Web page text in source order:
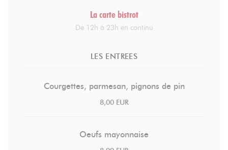
La carte bistrot
De 12h à 23h en continu
LES ENTREES
Courgettes, parmesan, pignons de pin
8,00 EUR
Oeufs mayonnaise